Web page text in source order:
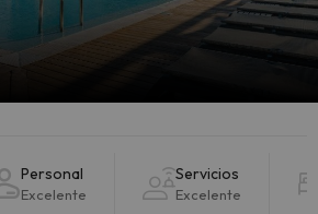
Personal
Excelente
Servicios
Excelente